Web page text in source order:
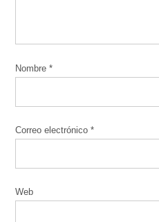
Nombre*
Correo electrónico*
Web